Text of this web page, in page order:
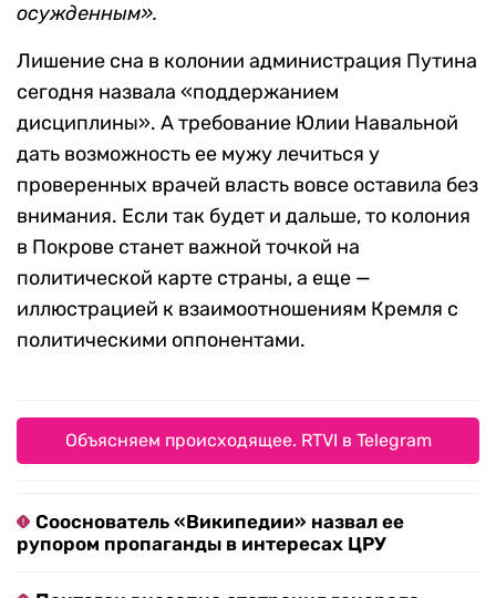
осужденным».
Лишение сна в колонии администрация Путина
сегодня назвала «поддержанием
дисциплины». А требование Юлии Навальной
дать возможность ее мужу лечиться у
проверенных врачей власть вовсе оставила без
внимания. Если так будет и дальше, то колония
в Покрове станет важной точкой на
политической карте страны, а еще —
иллюстрацией к взаимоотношениям Кремля с
политическими оппонентами.
Объясняем происходящее. RTVI в Telegram
Сооснователь «Википедии» назвал ее
рупором пропаганды в интересах ЦРУ